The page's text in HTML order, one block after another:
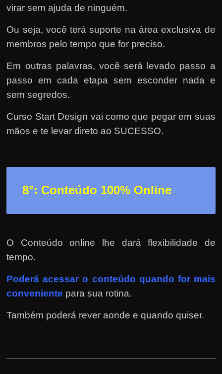
virar sem ajuda de ninguém.
Ou seja, você terá suporte na área exclusiva de
membros pelo tempo que for preciso.
Em outras palavras, você será levado passo a
passo em cada etapa sem esconder nada e
sem segredos.
Curso Start Design vai como que pegar em suas
mãos e te levar direto ao SUCESSO.
8°: Conteúdo 100% Online
O Conteúdo online lhe dará flexibilidade de
tempo.
Poderá acessar o conteúdo quando for mais
conveniente para sua rotina.
Também poderá rever aonde e quando quiser.